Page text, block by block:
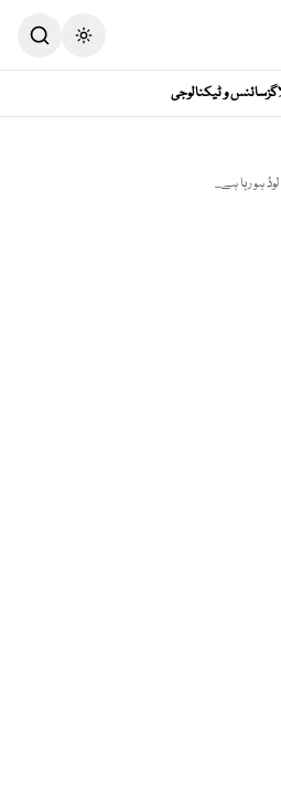
Toggle theme
سائنس و ٹیکنالوجی
لوڈ ہو رہا ہے...